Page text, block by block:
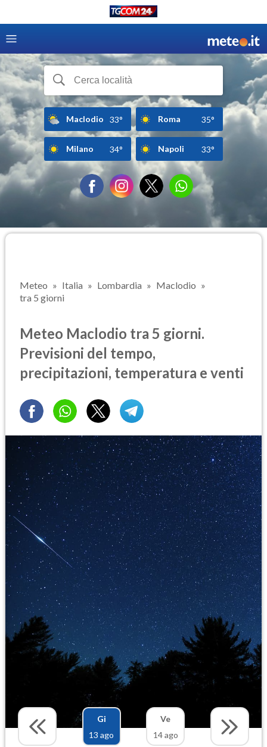
Maclodio 33° Roma 35°
Milano 34° Napoli 33°
Meteo Italia Lombardia
Maclodio
tra 5 giorni
Meteo Maclodio tra 5 giorni.
Previsioni del tempo,
precipitazioni, temperatura e venti
Gi
13 ago
Ve
14 ago